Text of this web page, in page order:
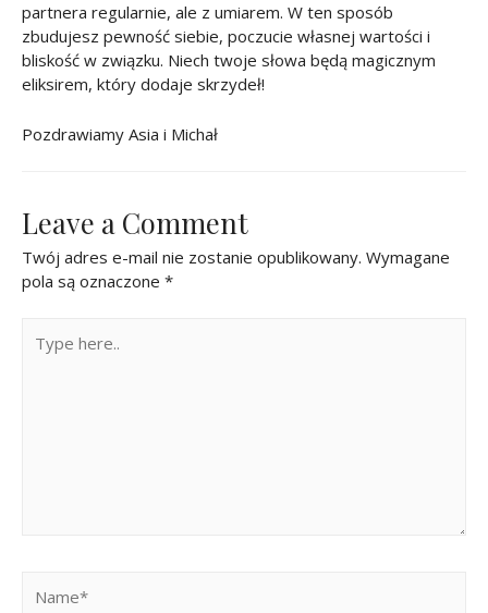
partnera regularnie, ale z umiarem. W ten sposób
zbudujesz pewność siebie, poczucie własnej wartości i
bliskość w związku. Niech twoje słowa będą magicznym
eliksirem, który dodaje skrzydeł!
Pozdrawiamy Asia i Michał
Leave a Comment
Twój adres e-mail nie zostanie opublikowany. Wymagane
pola są oznaczone *